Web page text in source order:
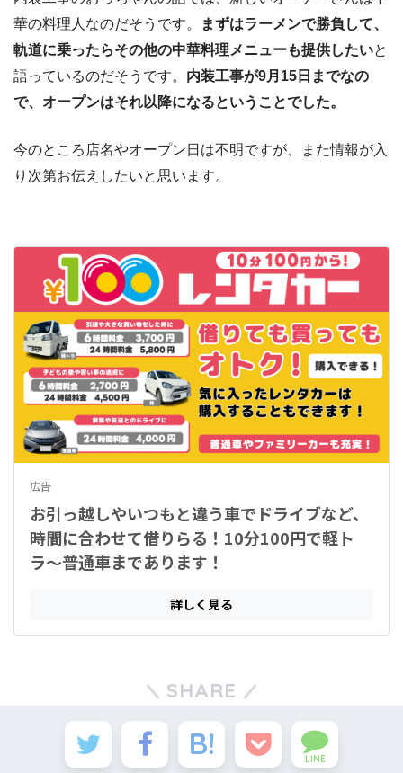
華の料理人なのだそうです。
まずはラーメンで勝負して、
軌道に乗ったらその他の中華料理メニューも提供したいと
語っているのだそうです。 内装工事が9月15日までなの
で、オープンはそれ以降になるということでした。
今のところ店名やオープン日は不明ですが、また情報が入
り次第お伝えしたいと思います。
SHARE
LINE